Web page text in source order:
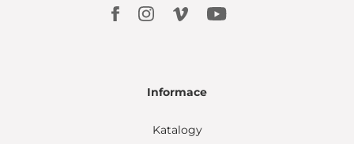
Informace
Katalogy